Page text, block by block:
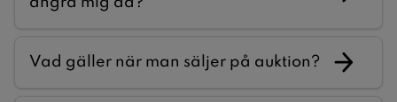
Vad gäller när man säljer på auktion?